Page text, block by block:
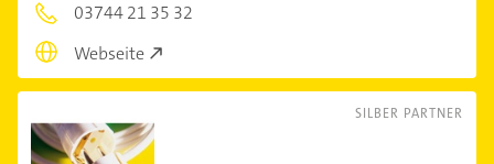
03744 21 35 32
Webseite
SILBER PARTNER